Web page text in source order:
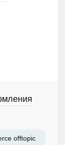
offtopic